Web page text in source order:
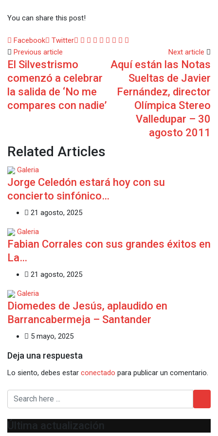
You can share this post!
Facebook Twitter Google+
LinkedIn
Whatsapp
StumbleUpon
Tumblr
Pinterest
Reddit
Share
Email
Previous article
El Silvestrismo
comenzó a celebrar
la salida de ‘No me
compares con nadie’
Next article
Aquí están las Notas
Sueltas de Javier
Fernández, director
Olímpica Stereo
Valledupar – 30
agosto 2011
Related Articles
Galeria
Jorge Celedón estará hoy con su
concierto sinfónico…
21 agosto, 2025
Galeria
Fabian Corrales con sus grandes éxitos en
La…
21 agosto, 2025
Galeria
Diomedes de Jesús, aplaudido en
Barrancabermeja – Santander
5 mayo, 2025
Deja una respuesta
Lo siento, debes estar conectado para publicar un comentario.
Última actualización